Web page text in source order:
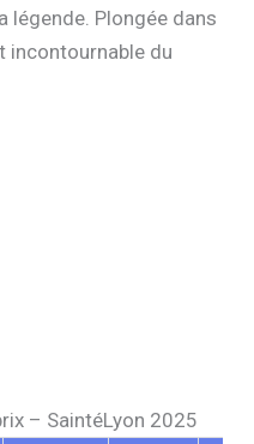
légende. Plongée dans
incontournable du
– SaintéLyon 2025